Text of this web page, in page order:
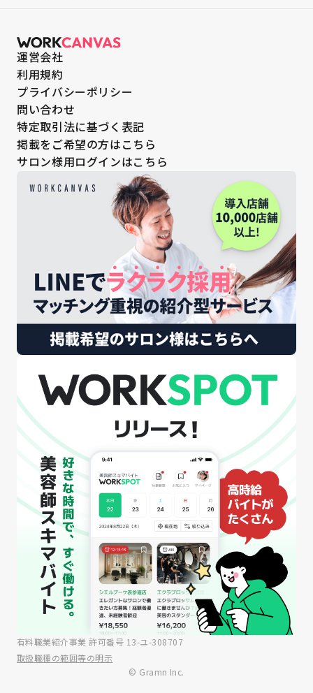
運営会社
利用規約
プライバシーポリシー
問い合わせ
特定取引法に基づく表記
掲載をご希望の方はこちら
サロン様用ログインはこちら
有料職業紹介事業 許可番号 13-ユ-308707
取扱職種の範囲等の明示
© Gramn Inc.